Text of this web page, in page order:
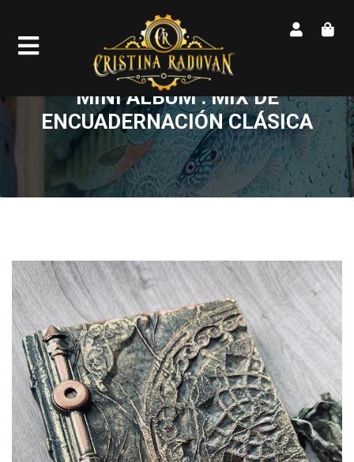
MINI ÁLBUM . MIX DE
ENCUADERNACIÓN CLÁSICA